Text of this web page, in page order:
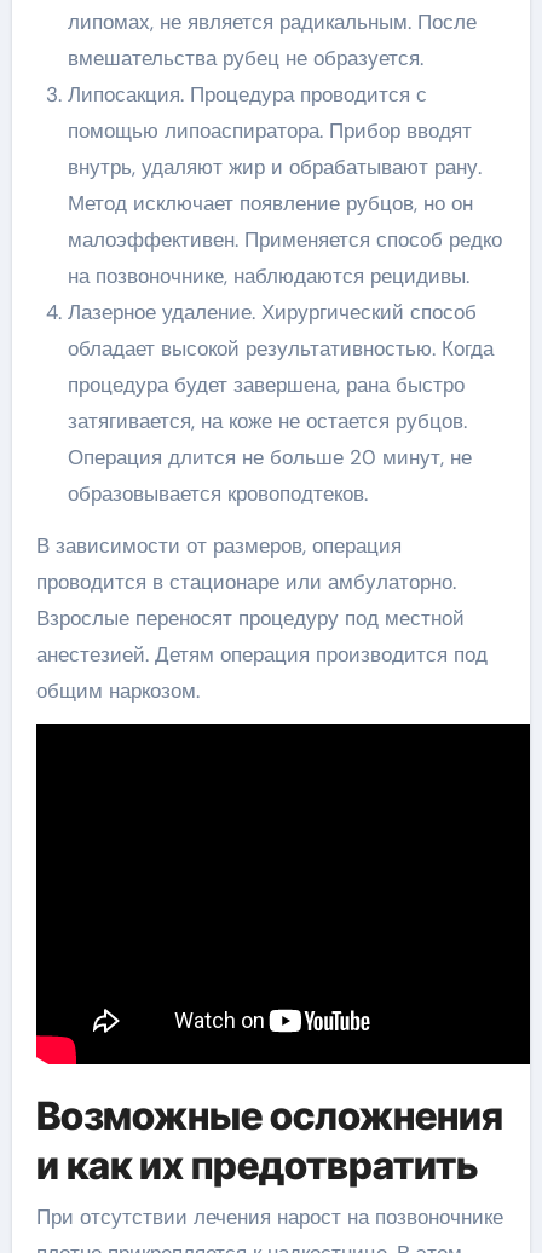
липомах, не является радикальным. После
вмешательства рубец не образуется.
Липосакция. Процедура проводится с
помощью липоаспиратора. Прибор вводят
внутрь, удаляют жир и обрабатывают рану.
Метод исключает появление рубцов, но он
малоэффективен. Применяется способ редко
на позвоночнике, наблюдаются рецидивы.
Лазерное удаление. Хирургический способ
обладает высокой результативностью. Когда
процедура будет завершена, рана быстро
затягивается, на коже не остается рубцов.
Операция длится не больше 20 минут, не
образовывается кровоподтеков.
В зависимости от размеров, операция
проводится в стационаре или амбулаторно.
Взрослые переносят процедуру под местной
анестезией. Детям операция производится под
общим наркозом.
Возможные осложнения
и как их предотвратить
При отсутствии лечения нарост на позвоночнике